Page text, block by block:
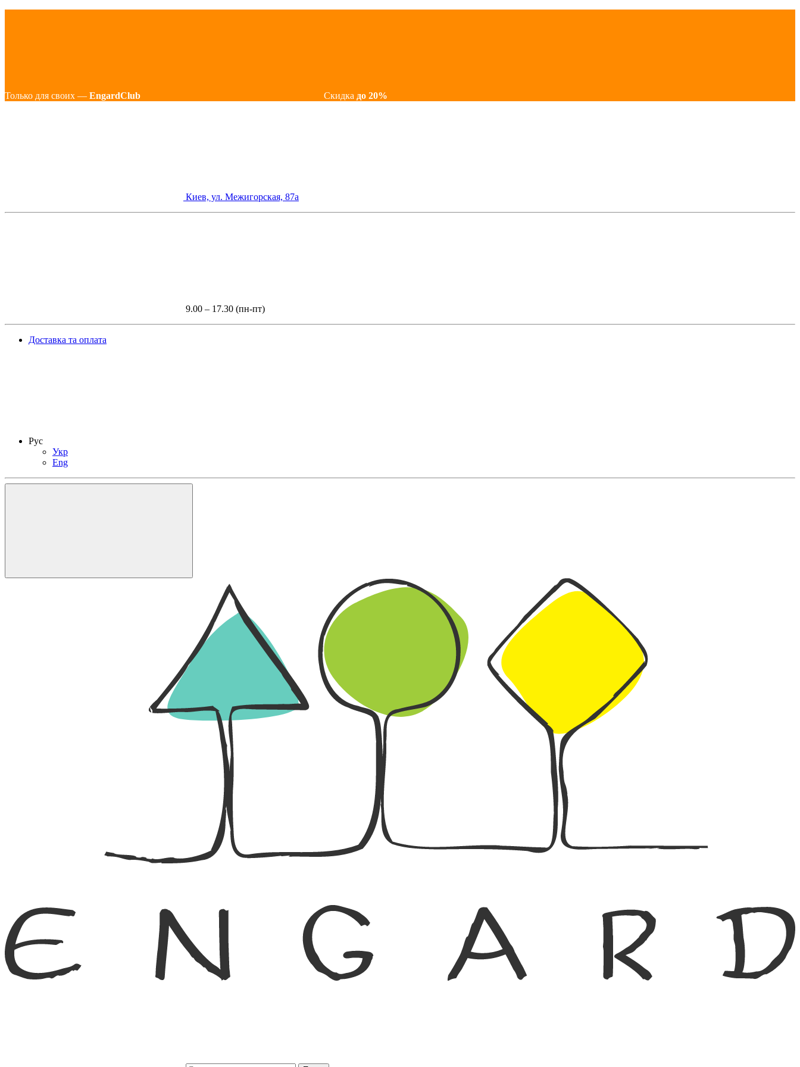
Только для своих — EngardClub Скидка до 20%
Киев, ул. Межигорская, 87а
9.00 – 17.30 (пн-пт)
Доставка та оплата
Рус
Укр
Eng